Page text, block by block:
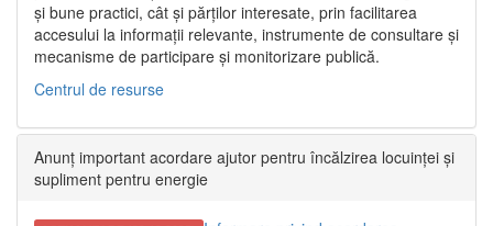
și bune practici, cât și părților interesate, prin facilitarea
accesului la informații relevante, instrumente de consultare și
mecanisme de participare și monitorizare publică.
Centrul de resurse
Anunț important acordare ajutor pentru încălzirea locuinței și
supliment pentru energie